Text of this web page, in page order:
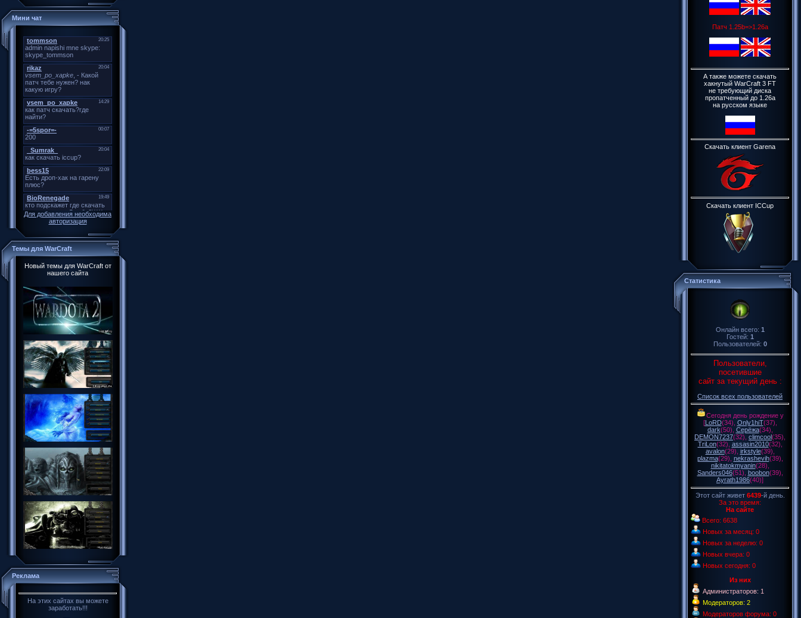
Мини чат
Для добавления необходима
авторизация
Темы для WarCraft
Новый темы для WarCraft от
нашего сайта
Реклама
На этих сайтах вы можете
заработать!!!
Патч 1.25b=>1.26a
А также можете скачать
хакнутый WarCraft 3 FT
не требующий диска
пропатченный до 1.26a
на русском языке
Скачать клиент Garena
Скачать клиент ICCup
Статистика
Онлайн всего: 1
Гостей: 1
Пользователей: 0
Пользователи,
посетившие
сайт за текущий день :
Список всех пользователей
Сегодня день рождение у
[LoRD(34) Only1hiT(37)
dark(50) Серёжа(34)
DEMON7237(32) climcool(35)
TriLon(32) assasin2010(32)
avalon(29) irkstyle(39)
plazma(29) nekrashevih(39)
nikitatokmyanin(28)
Sanders046(51) boobon(39)
Ayrath1986(40)]
Этот сайт живет 6439-й день.
За это время:
На сайте
Всего: 6638
Новых за месяц: 0
Новых за неделю: 0
Новых вчера: 0
Новых сегодня: 0
Из них
Администраторов: 1
Модераторов: 2
Модераторов форума: 0